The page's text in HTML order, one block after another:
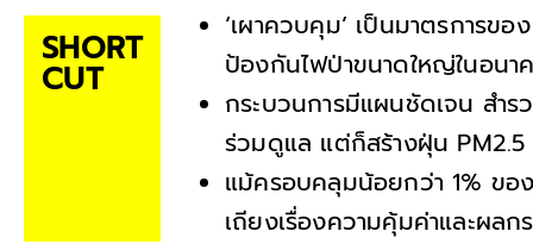
SHORT
CUT
‘เผาควบคุม’ เป็นมาตรการข
ป้องกันไฟป่าขนาดใหญ่ในอนา
กระบวนการมีแผนชัดเจน สำ
ร่วมดูแล แต่ก็สร้างฝุ่น PM2.5
แม้ครอบคลุมน้อยกว่า 1% ขอ
เถียงเรื่องความคุ้มค่าและผลก